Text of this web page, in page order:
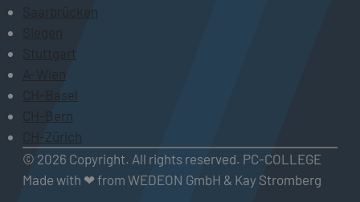
Saarbrücken
Siegen
Stuttgart
A-Wien
CH-Basel
CH-Bern
CH-Zürich
© 2026 Copyright. All rights reserved. PC-COLLEGE
Made with ❤ from WEDEON GmbH & Kay Stromberg